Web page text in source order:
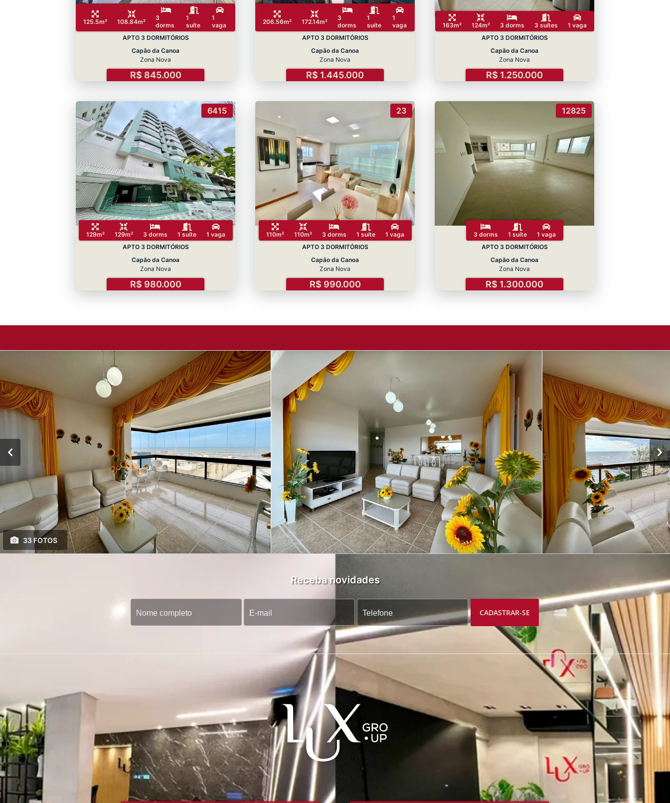
125.5m² 108.84m²
3
dorms
1
suíte
1
vaga
APTO 3 DORMITÓRIOS
Capão da Canoa
Zona Nova
R$ 845.000
206.56m² 172.14m²
3
dorms
1
suíte
1
vaga
APTO 3 DORMITÓRIOS
Capão da Canoa
Zona Nova
R$ 1.445.000
163m² 124m² 3 dorms 3 suítes
1 vaga
APTO 3 DORMITÓRIOS
Capão da Canoa
Zona Nova
R$ 1.250.000
6415
129m² 129m² 3 dorms 1 suíte
1 vaga
APTO 3 DORMITÓRIOS
Capão da Canoa
Zona Nova
R$ 980.000
23
110m² 110m² 3 dorms 1 suíte
1 vaga
APTO 3 DORMITÓRIOS
Capão da Canoa
Zona Nova
R$ 990.000
12825
3 dorms 1 suíte
1 vaga
APTO 3 DORMITÓRIOS
Capão da Canoa
Zona Nova
R$ 1.300.000
33 FOTOS
Receba novidades
CADASTRAR-SE